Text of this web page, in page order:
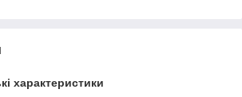
характеристики